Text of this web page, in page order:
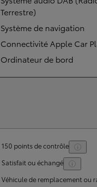
Terrestre)
Système de navigation
Connectivité Apple Car
Ordinateur de bord
150 points de contrôle
Satisfait ou échangé
Véhicule de remplacement ou